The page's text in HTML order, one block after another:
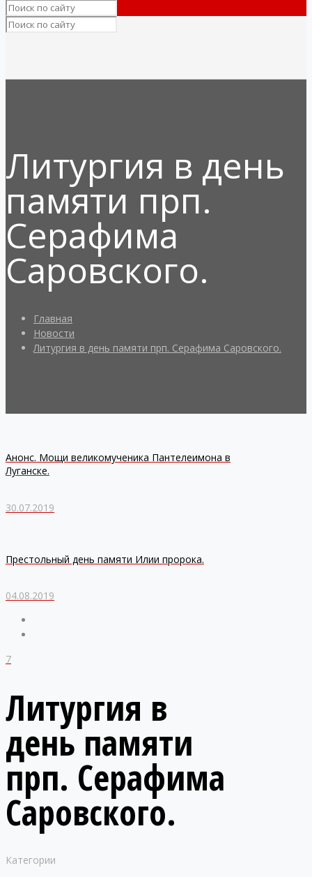
Литургия в день
памяти прп.
Серафима
Саровского.
Главная
Новости
Литургия в день памяти прп. Серафима Саровского.
Анонс. Мощи великомученика Пантелеимона в
Луганске.
30.07.2019
Престольный день памяти Илии пророка.
04.08.2019
7
Литургия в
день памяти
прп. Серафима
Саровского.
Категории